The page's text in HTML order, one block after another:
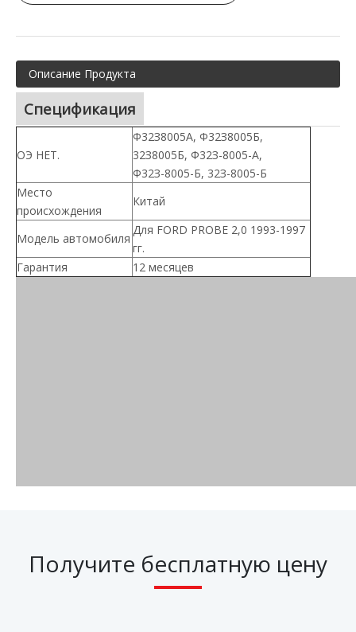
Описание Продукта
Спецификация
ОЭ НЕТ.
Ф32З8005А, Ф32З8005Б,
32З8005Б, Ф32З-8005-А,
Ф32З-8005-Б, 32З-8005-Б
Место
происхождения
Китай
Модель автомобиля
Для FORD PROBE 2,0 1993-1997
гг.
Гарантия
12 месяцев
Получите бесплатную цену